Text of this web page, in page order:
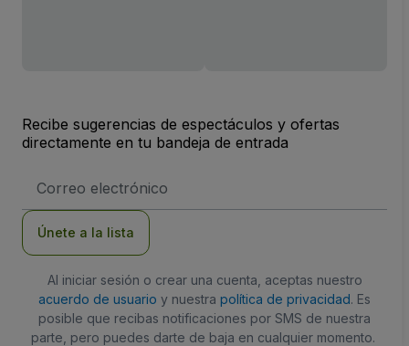
Recibe sugerencias de espectáculos y ofertas
directamente en tu bandeja de entrada
de
Únete a la lista
Al iniciar sesión o crear una cuenta, aceptas nuestro
acuerdo de usuario y nuestra política de privacidad. Es
posible que recibas notificaciones por SMS de nuestra
parte, pero puedes darte de baja en cualquier momento.